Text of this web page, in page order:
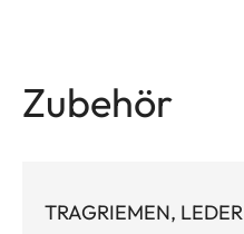
Zubehör
TRAGRIEMEN, LEDER